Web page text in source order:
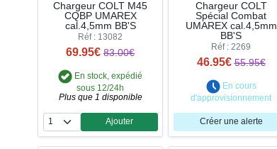
Chargeur COLT M45
CQBP UMAREX
cal.4,5mm BB'S
Réf : 13082
69.95€ 83.00€
En stock, expédié
sous 12/24h
Plus que 1 disponible
Quantité
Ajouter
Chargeur COLT
Spécial Combat
UMAREX cal.4,5mm
BB'S
Réf : 2269
46.95€ 55.95€
En cours
d'approvisionnement
Créer une alerte